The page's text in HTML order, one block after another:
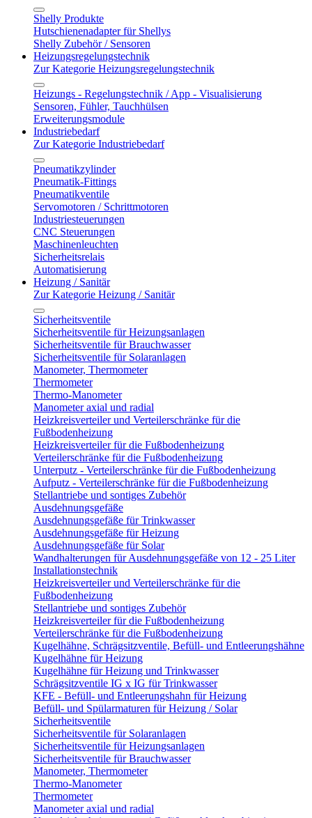
Shelly Produkte
Hutschienenadapter für Shellys
Shelly Zubehör / Sensoren
Heizungsregelungstechnik
Zur Kategorie Heizungsregelungstechnik
Heizungs - Regelungstechnik / App - Visualisierung
Sensoren, Fühler, Tauchhülsen
Erweiterungsmodule
Industriebedarf
Zur Kategorie Industriebedarf
Pneumatikzylinder
Pneumatik-Fittings
Pneumatikventile
Servomotoren / Schrittmotoren
Industriesteuerungen
CNC Steuerungen
Maschinenleuchten
Sicherheitsrelais
Automatisierung
Heizung / Sanitär
Zur Kategorie Heizung / Sanitär
Sicherheitsventile
Sicherheitsventile für Heizungsanlagen
Sicherheitsventile für Brauchwasser
Sicherheitsventile für Solaranlagen
Manometer, Thermometer
Thermometer
Thermo-Manometer
Manometer axial und radial
Heizkreisverteiler und Verteilerschränke für die
Fußbodenheizung
Heizkreisverteiler für die Fußbodenheizung
Verteilerschränke für die Fußbodenheizung
Unterputz - Verteilerschränke für die Fußbodenheizung
Aufputz - Verteilerschränke für die Fußbodenheizung
Stellantriebe und sontiges Zubehör
Ausdehnungsgefäße
Ausdehnungsgefäße für Trinkwasser
Ausdehnungsgefäße für Heizung
Ausdehnungsgefäße für Solar
Wandhalterungen für Ausdehnungsgefäße von 12 - 25 Liter
Installationstechnik
Heizkreisverteiler und Verteilerschränke für die
Fußbodenheizung
Stellantriebe und sontiges Zubehör
Heizkreisverteiler für die Fußbodenheizung
Verteilerschränke für die Fußbodenheizung
Kugelhähne, Schrägsitzventile, Befüll- und Entleerungshähne
Kugelhähne für Heizung
Kugelhähne für Heizung und Trinkwasser
Schrägsitzventile IG x IG für Trinkwasser
KFE - Befüll- und Entleerungshahn für Heizung
Befüll- und Spülarmaturen für Heizung / Solar
Sicherheitsventile
Sicherheitsventile für Solaranlagen
Sicherheitsventile für Heizungsanlagen
Sicherheitsventile für Brauchwasser
Manometer, Thermometer
Thermo-Manometer
Thermometer
Manometer axial und radial